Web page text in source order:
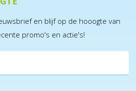
en blijf op de hooogte van
promo's en actie's!